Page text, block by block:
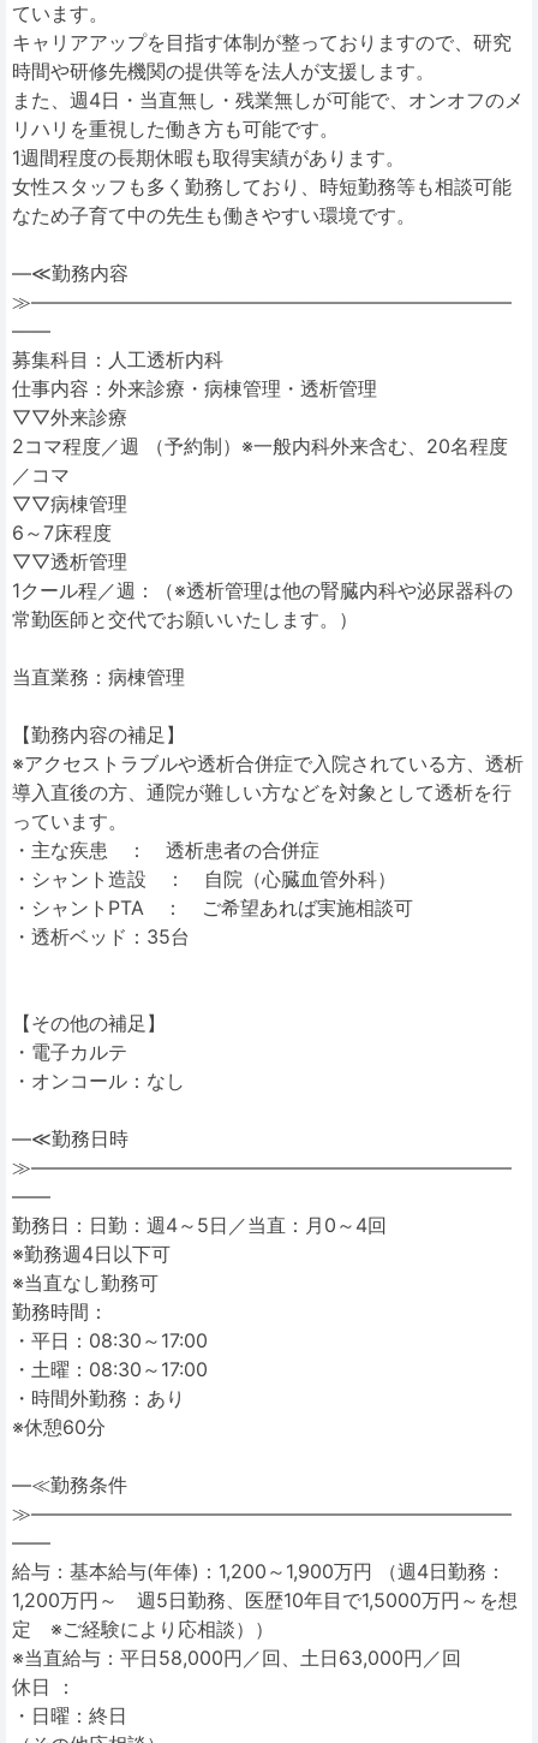
ています。
キャリアアップを目指す体制が整っておりますので、研究
時間や研修先機関の提供等を法人が支援します。
また、週4日・当直無し・残業無しが可能で、オンオフのメ
リハリを重視した働き方も可能です。
1週間程度の長期休暇も取得実績があります。
女性スタッフも多く勤務しており、時短勤務等も相談可能
なため子育て中の先生も働きやすい環境です。
―≪勤務内容
≫―――――――――――――――――――――――――
――
募集科目：人工透析内科
仕事内容：外来診療・病棟管理・透析管理
▽▽外来診療
2コマ程度／週 （予約制）※一般内科外来含む、20名程度
／コマ
▽▽病棟管理
6～7床程度
▽▽透析管理
1クール程／週：（※透析管理は他の腎臓内科や泌尿器科の
常勤医師と交代でお願いいたします。）
当直業務：病棟管理
【勤務内容の補足】
※アクセストラブルや透析合併症で入院されている方、透析
導入直後の方、通院が難しい方などを対象として透析を行
っています。
・主な疾患 ： 透析患者の合併症
・シャント造設 ： 自院（心臓血管外科）
・シャントPTA ： ご希望あれば実施相談可
・透析ベッド：35台
【その他の補足】
・電子カルテ
・オンコール：なし
―≪勤務日時
≫―――――――――――――――――――――――――
――
勤務日：日勤：週4～5日／当直：月0～4回
※勤務週4日以下可
※当直なし勤務可
勤務時間：
・平日：08:30～17:00
・土曜：08:30～17:00
・時間外勤務：あり
※休憩60分
―≪勤務条件
≫―――――――――――――――――――――――――
――
給与：基本給与(年俸)：1,200～1,900万円 （週4日勤務：
1,200万円～ 週5日勤務、医歴10年目で1,5000万円～を想
定 ※ご経験により応相談））
※当直給与：平日58,000円／回、土日63,000円／回
休日 ：
・日曜：終日